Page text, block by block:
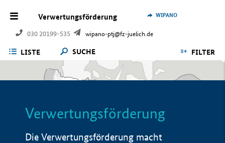
Verwertungsförderung
030 20199-535 wipano-ptj@fz-juelich.de
WIPANO
LISTE SUCHE FILTER
Verwertungsförderung
Die Verwertungsförderung macht